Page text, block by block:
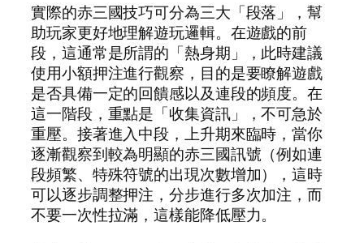
實際的赤三國技巧可分為三大「段落」，幫
助玩家更好地理解遊玩邏輯。在遊戲的前
段，這通常是所謂的「熱身期」，此時建議
使用小額押注進行觀察，目的是要瞭解遊戲
是否具備一定的回饋感以及連段的頻度。在
這一階段，重點是「收集資訊」，不可急於
重壓。接著進入中段，上升期來臨時，當你
逐漸觀察到較為明顯的赤三國訊號（例如連
段頻繁、特殊符號的出現次數增加），這時
可以逐步調整押注，分步進行多次加注，而
不要一次性拉滿，這樣能降低壓力。